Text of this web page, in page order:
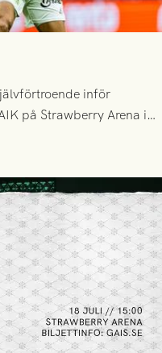
inför
på Strawberry Arena i
i första halvlek av